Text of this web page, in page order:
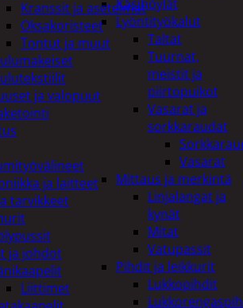
Käsihöylät
Lyöntityökalut
Taltat
Tuurnat,
meistit ja
piirtopuikot
Vasarat ja
sorkkaraudat
Vasarat
Mittaus ja merkintä
Linjalangat ja
kynät
Mitat
Vatupassit
Pihdit ja leikkurit
Lukkopihdit
Kranssit ja asetelmat
Oksakoristeet
Tontut ja muut
ja valopuut
ja laitteet
tarvikkeet
ja johdot
Liittimet